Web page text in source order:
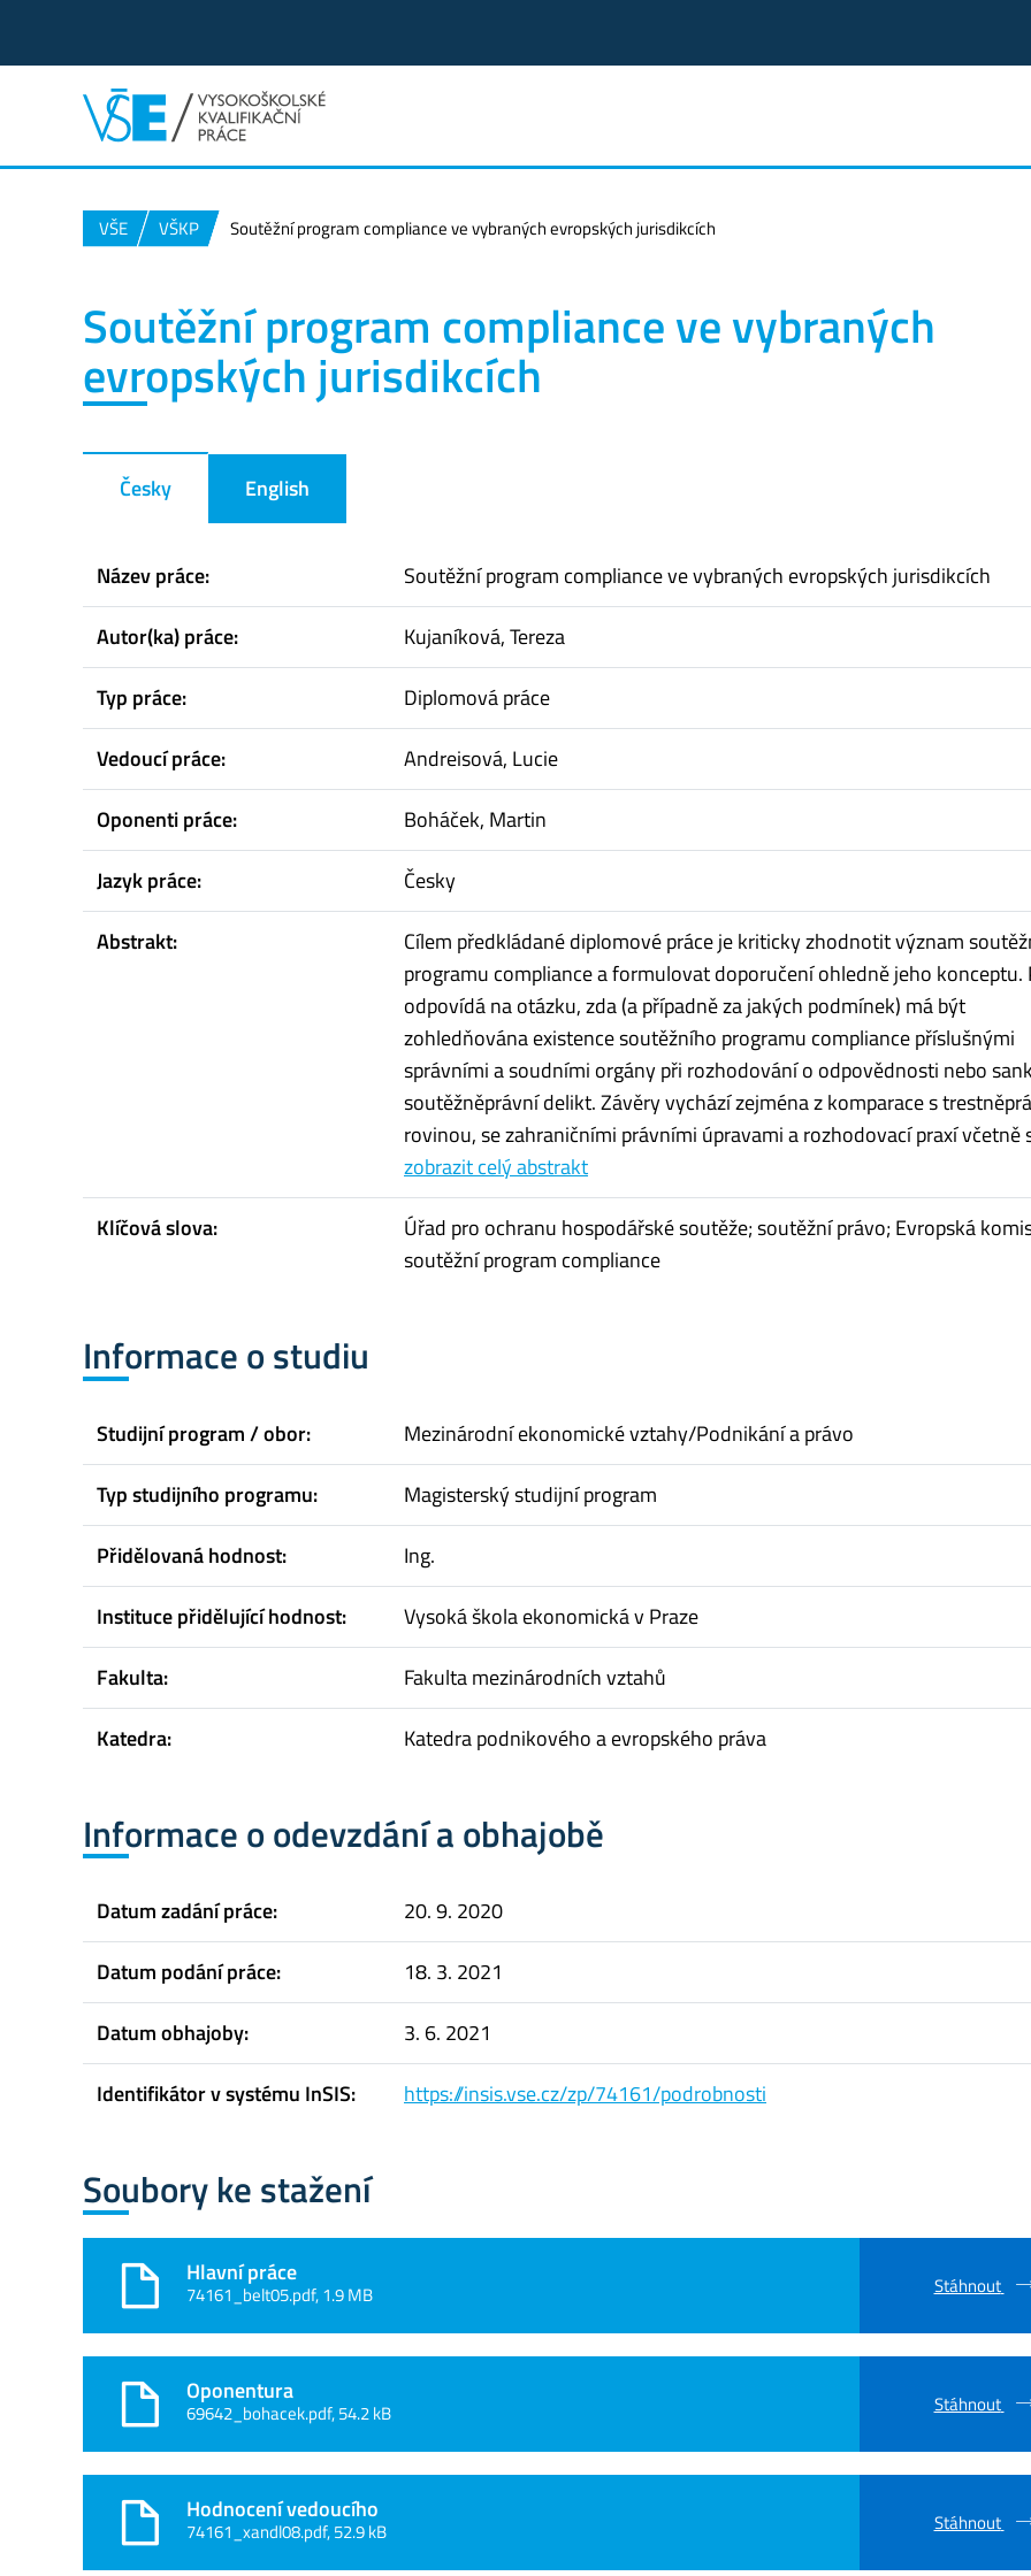
VŠE VŠKP Soutěžní program compliance ve vybraných evropských jurisdikcích
Soutěžní program compliance ve vybraných
evropských jurisdikcích
Česky English
Název práce:
Soutěžní program compliance ve vybraných evropských jurisdikcích
Autor(ka) práce:
Kujaníková, Tereza
Typ práce:
Diplomová práce
Vedoucí práce:
Andreisová, Lucie
Oponenti práce:
Boháček, Martin
Jazyk práce:
Česky
Abstrakt:
Cílem předkládané diplomové práce je kriticky zhodnotit význam
programu compliance a formulovat doporučení ohledně jeho konceptu.
odpovídá na otázku, zda (a případně za jakých podmínek) má být
zohledňována existence soutěžního programu compliance příslušnými
správními a soudními orgány při rozhodování o odpovědnosti nebo
soutěžněprávní delikt. Závěry vychází zejména z komparace s
rovinou, se zahraničními právními úpravami a rozhodovací praxí včetně
zobrazit celý abstrakt
Klíčová slova:
Úřad pro ochranu hospodářské soutěže; soutěžní právo; Evropská
soutěžní program compliance
Informace o studiu
Studijní program / obor:
Mezinárodní ekonomické vztahy/Podnikání a právo
Typ studijního programu:
Magisterský studijní program
Přidělovaná hodnost:
Ing.
Instituce přidělující hodnost:
Vysoká škola ekonomická v Praze
Fakulta:
Fakulta mezinárodních vztahů
Katedra:
Katedra podnikového a evropského práva
Informace o odevzdání a obhajobě
Datum zadání práce:
20. 9. 2020
Datum podání práce:
18. 3. 2021
Datum obhajoby:
3. 6. 2021
Identifikátor v systému InSIS:
https://insis.vse.cz/zp/74161/podrobnosti
Soubory ke stažení
Hlavní práce
74161_belt05.pdf, 1.9 MB Stáhnout
Oponentura
69642_bohacek.pdf, 54.2 kB Stáhnout
Hodnocení vedoucího
74161_xandl08.pdf, 52.9 kB Stáhnout